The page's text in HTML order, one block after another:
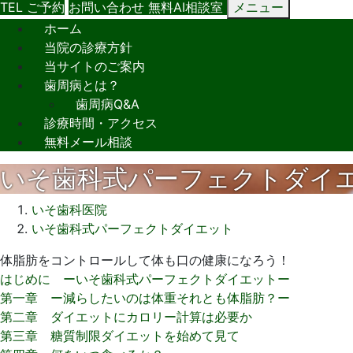
TEL ご予約 お問い合わせ 無料AI相談室
メニュー
ホーム
当院の診療方針
当サイトのご案内
歯周病とは？
歯周病Q&A
診療時間・アクセス
無料メール相談
いそ歯科式パーフェクトダイ
いそ歯科医院
いそ歯科式パーフェクトダイエット
2016
年
7
月
5
体脂肪をコントロールして体も口の健康になろう！
はじめに ーいそ歯科式パーフェクトダイエットー
第一章 ー減らしたいのは体重それとも体脂肪？ー
第二章 ダイエットにカロリー計算は必要か
第三章 糖質制限ダイエットを始めて見て